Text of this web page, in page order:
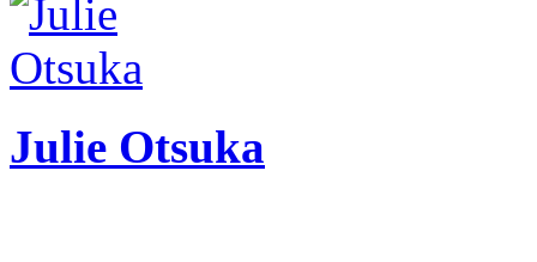
Julie Otsuka